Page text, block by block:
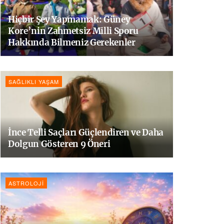
Hiçbir Şey Yapmamak: Güney
Kore’nin Zahmetsiz Milli Sporu
Hakkında Bilmeniz Gerekenler
SAĞLIKLI YAŞAM
İnce Telli Saçları Güçlendiren ve Daha
Dolgun Gösteren 9 Öneri
ASTROLOJI